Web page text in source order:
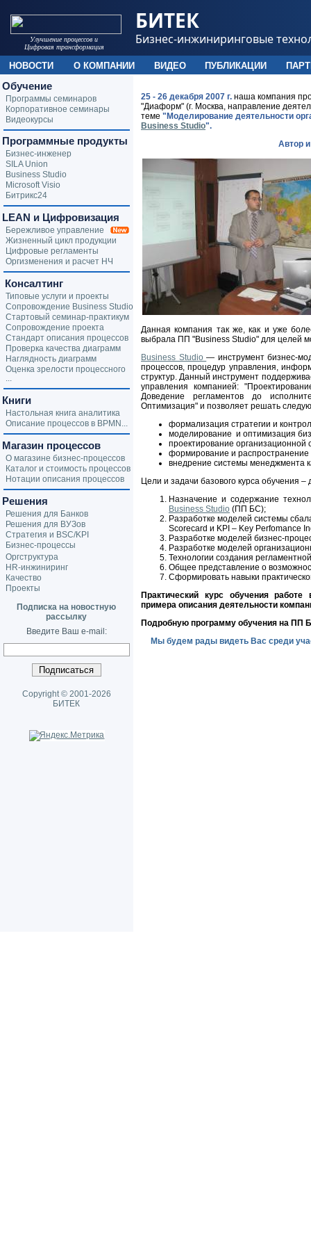
25 - 26 декабря 2007 г. наша компания
"Диаформ" (г. Москва, направление
теме "Моделирование деятельности
Business Studio".
Автор
Данная компания так же, как и уже
выбрала ПП "Business Studio" для целей
Business Studio— инструмент бизнес-
процессов, процедур управления,
структур. Данный инструмент
управления компанией:
Доведение регламентов до
Оптимизация" и позволяет решать
формализация стратегии и
моделирование и оптимизация
проектирование организационной
формирование и
внедрение системы менеджмента
Цели и задачи базового курса обучения –
Назначение и содержание
Business Studio (ПП БС);
Разработке моделей системы
Scorecard и KPI – Key Perfomance
Разработке моделей бизнес-
Разработке моделей
Технологии создания
Общее представление о
Сформировать навыки
Практический курс обучения
примера описания деятельности
Подробную программу обучения на ПП
Мы будем рады видеть Вас среди
Обучение
Программы семинаров
Корпоративное семинары
Видеокурсы
Программные продукты
Бизнес-инженер
SILA Union
Business Studio
Microsoft Visio
Битрикс24
LEAN и Цифровизация
Бережливое управление
Жизненный цикл продукции
Цифровые регламенты
Оргизменения и расчет НЧ
Консалтинг
Типовые услуги и проекты
Сопровождение Business Studio
Стартовый семинар-практикум
Сопровождение проекта
Стандарт описания процессов
Проверка качества диаграмм
Наглядность диаграмм
Оценка зрелости процессного
...
Книги
Настольная книга аналитика
Описание процессов в BPMN...
Магазин процессов
О магазине бизнес-процессов
Каталог и стоимость процессов
Нотации описания процессов
Решения
Решения для Банков
Решения для ВУЗов
Стратегия и BSC/KPI
Бизнес-процессы
Оргструктура
HR-инжиниринг
Качество
Проекты
Подписка на новостную
рассылку
Введите Ваш e-mail:
Copyright © 2001-2026
БИТЕК
Улучшение процессов и
Цифровая трансформация
БИТЕК
Бизнес-инжиниринговые
НОВОСТИ О КОМПАНИИ ВИДЕО ПУБЛИКАЦИИ